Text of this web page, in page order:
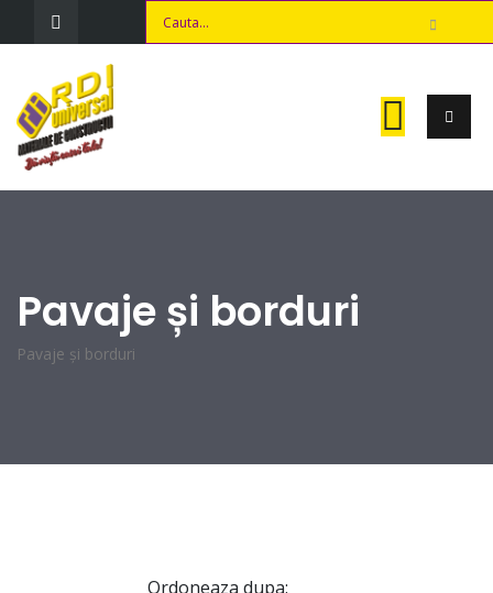
Pavaje și borduri
Pavaje și borduri
Ordoneaza dupa: